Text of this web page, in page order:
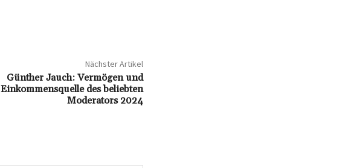
Nächster Artikel
Günther Jauch: Vermögen und
Einkommensquelle des beliebten
Moderators 2024